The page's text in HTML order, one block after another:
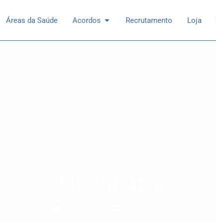
Especialidades
Áreas da Saúde Acordos Open Acordos
Recrutamento Loja